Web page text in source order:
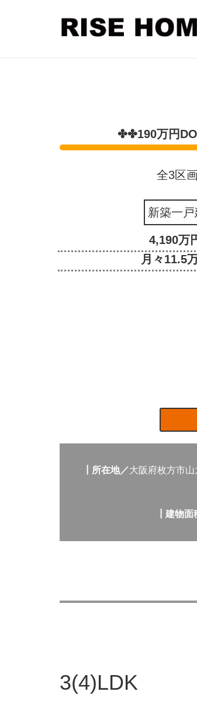
✤✤190万円
全3区
新築一戸
4,190万
月々11.5
┃所在地／大阪府枚方市山
┃建物面
3(4)LDK